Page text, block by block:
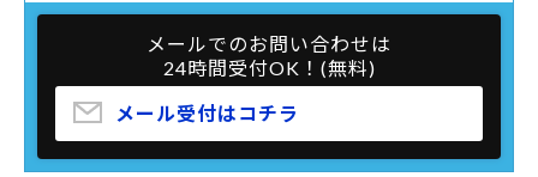
メールでのお問い合わせは
24時間受付OK！(無料)
メール受付はコチラ